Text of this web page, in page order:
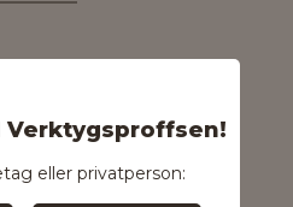
eller privatperson: